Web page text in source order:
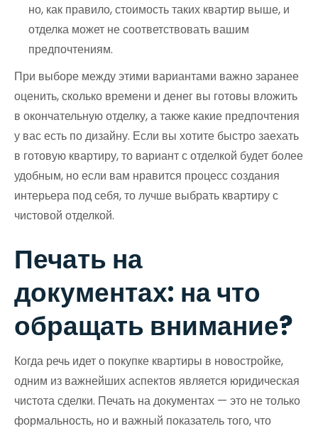
но, как правило, стоимость таких квартир выше, и
отделка может не соответствовать вашим
предпочтениям.
При выборе между этими вариантами важно заранее
оценить, сколько времени и денег вы готовы вложить
в окончательную отделку, а также какие предпочтения
у вас есть по дизайну. Если вы хотите быстро заехать
в готовую квартиру, то вариант с отделкой будет более
удобным, но если вам нравится процесс создания
интерьера под себя, то лучше выбрать квартиру с
чистовой отделкой.
Печать на
документах: на что
обращать внимание?
Когда речь идет о покупке квартиры в новостройке,
одним из важнейших аспектов является юридическая
чистота сделки. Печать на документах — это не только
формальность, но и важный показатель того, что